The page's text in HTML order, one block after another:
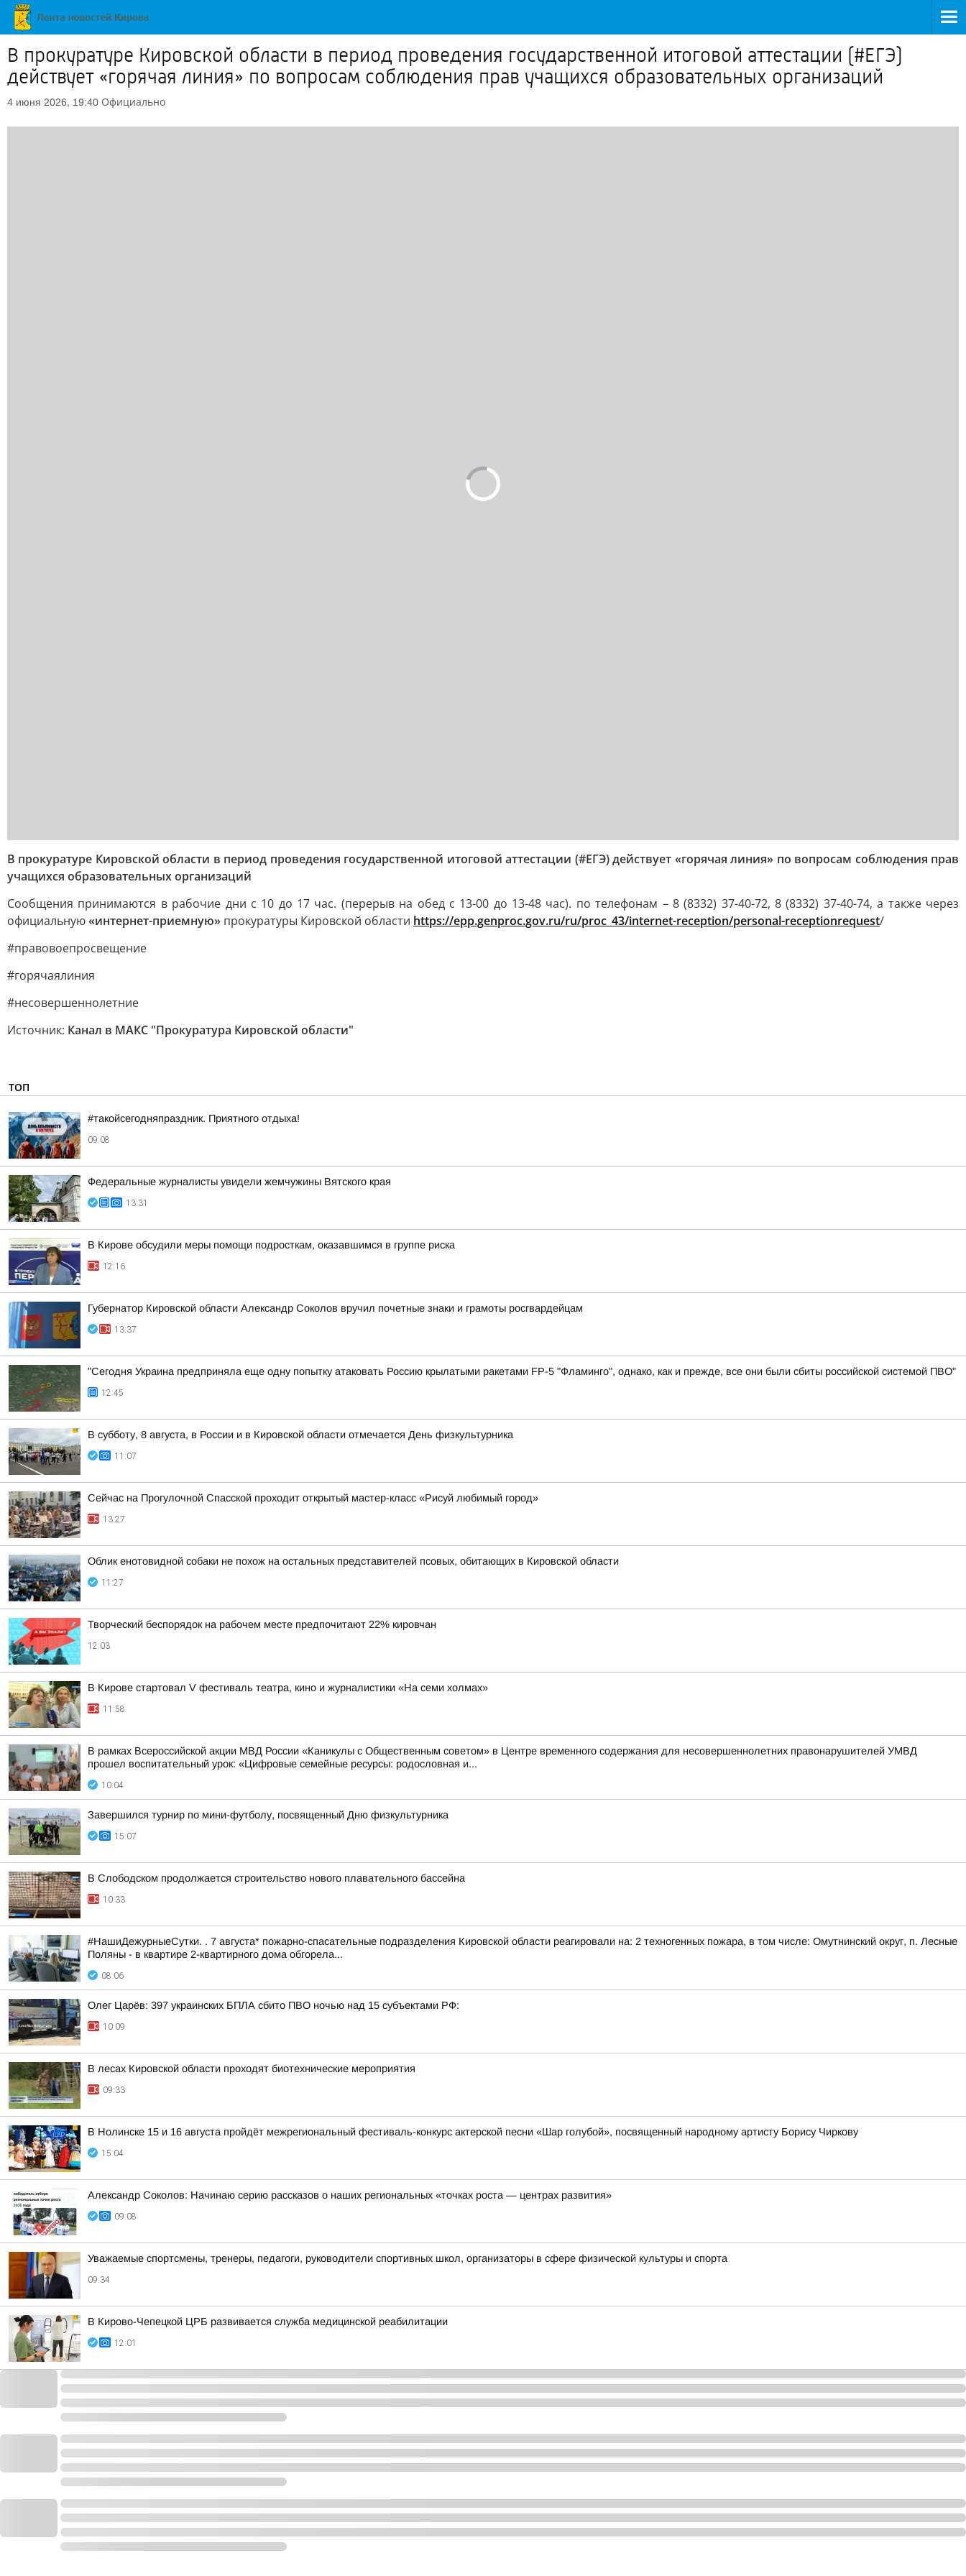
В прокуратуре Кировской области в период проведения государственной итоговой аттестации (#ЕГЭ)
действует «горячая линия» по вопросам соблюдения прав учащихся образовательных организаций
4 июня 2026, 19:40 Официально
В прокуратуре Кировской области в период проведения государственной итоговой аттестации (#ЕГЭ) действует «горячая линия» по вопросам соблюдения прав
учащихся образовательных организаций
Сообщения принимаются в рабочие дни с 10 до 17 час. (перерыв на обед с 13-00 до 13-48 час). по телефонам – 8 (8332) 37-40-72, 8 (8332) 37-40-74, а также через
официальную«интернет-приемную» прокуратуры Кировской области https://epp.genproc.gov.ru/ru/proc_43/internet-reception/personal-receptionrequest/
#правовоепросвещение
#горячаялиния
#несовершеннолетние
Источник: Канал в МАКС "Прокуратура Кировской области"
ТОП
#такойсегодняпраздник. Приятного отдыха!
09:08
Федеральные журналисты увидели жемчужины Вятского края
13:31
В Кирове обсудили меры помощи подросткам, оказавшимся в группе риска
12:16
Губернатор Кировской области Александр Соколов вручил почетные знаки и грамоты росгвардейцам
13:37
"Сегодня Украина предприняла еще одну попытку атаковать Россию крылатыми ракетами FP-5 "Фламинго", однако, как и прежде, все они были сбиты российской системой ПВО"
12:45
В субботу, 8 августа, в России и в Кировской области отмечается День физкультурника
11:07
Сейчас на Прогулочной Спасской проходит открытый мастер-класс «Рисуй любимый город»
13:27
Облик енотовидной собаки не похож на остальных представителей псовых, обитающих в Кировской области
11:27
Творческий беспорядок на рабочем месте предпочитают 22% кировчан
12:03
В Кирове стартовал V фестиваль театра, кино и журналистики «На семи холмах»
11:58
В рамках Всероссийской акции МВД России «Каникулы с Общественным советом» в Центре временного содержания для несовершеннолетних правонарушителей УМВД
прошел воспитательный урок: «Цифровые семейные ресурсы: родословная и...
10:04
Завершился турнир по мини-футболу, посвященный Дню физкультурника
15:07
В Слободском продолжается строительство нового плавательного бассейна
10:33
#НашиДежурныеСутки. . 7 августа* пожарно-спасательные подразделения Кировской области реагировали на: 2 техногенных пожара, в том числе: Омутнинский округ, п. Лесные
Поляны - в квартире 2-квартирного дома обгорела...
08:06
Олег Царёв: 397 украинских БПЛА сбито ПВО ночью над 15 субъектами РФ:
10:09
В лесах Кировской области проходят биотехнические мероприятия
09:33
В Нолинске 15 и 16 августа пройдёт межрегиональный фестиваль-конкурс актерской песни «Шар голубой», посвященный народному артисту Борису Чиркову
15:04
Александр Соколов: Начинаю серию рассказов о наших региональных «точках роста — центрах развития»
09:08
Уважаемые спортсмены, тренеры, педагоги, руководители спортивных школ, организаторы в сфере физической культуры и спорта
09:34
В Кирово-Чепецкой ЦРБ развивается служба медицинской реабилитации
12:01